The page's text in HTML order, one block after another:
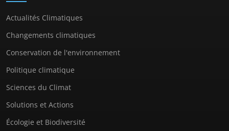
Actualités Climatiques
Changements climatiques
Conservation de l'environnement
Politique climatique
Sciences du Climat
Solutions et Actions
Écologie et Biodiversité